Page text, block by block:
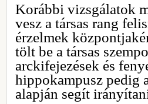
Korábbi vizsgálatok
vesz a társas rang
érzelmek
tölt be a társas
arckifejezések és
hippokampusz pedig
alapján segít